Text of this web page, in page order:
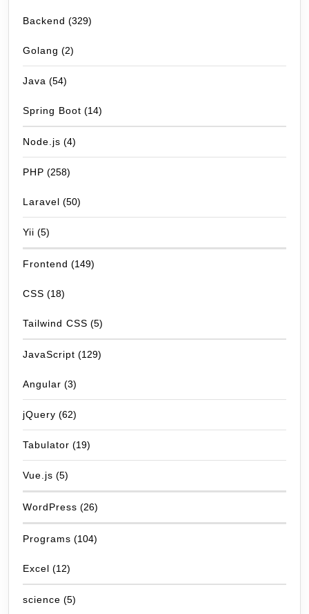
Backend (329)
Golang (2)
Java (54)
Spring Boot (14)
Node.js (4)
PHP (258)
Laravel (50)
Yii (5)
Frontend (149)
CSS (18)
Tailwind CSS (5)
JavaScript (129)
Angular (3)
jQuery (62)
Tabulator (19)
Vue.js (5)
WordPress (26)
Programs (104)
Excel (12)
science (5)